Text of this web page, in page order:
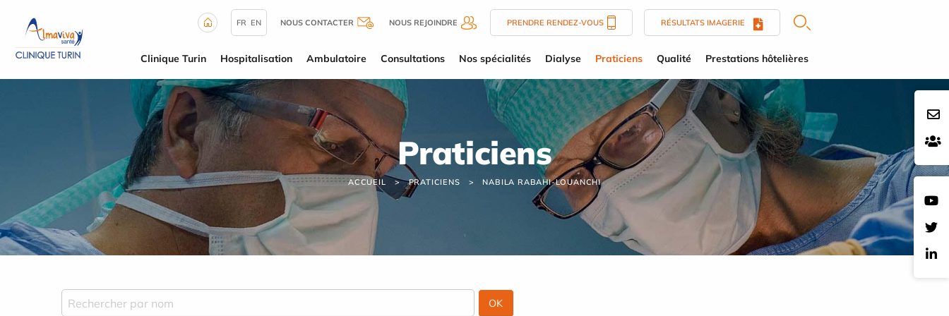
FR EN NOUS CONTACTER NOUS REJOINDRE PRENDRE RENDEZ-VOUS RÉSULTATS IMAGERIE
Clinique Turin Hospitalisation Ambulatoire Consultations Nos spécialités Dialyse Praticiens Qualité Prestations hôtelières
Praticiens
ACCUEIL PRATICIENS NABILA RABAHI-LOUANCHI